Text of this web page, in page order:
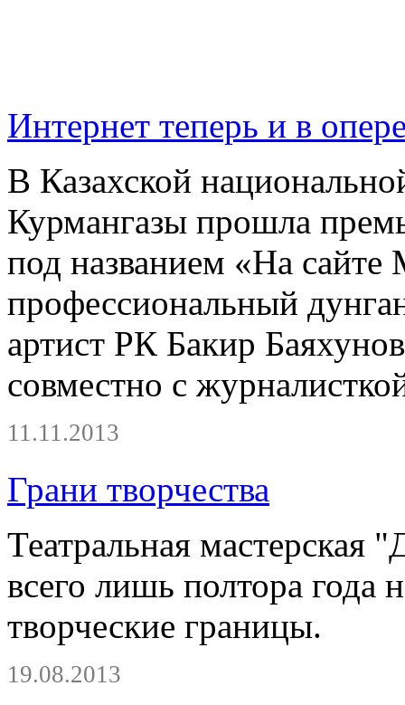
Интернет теперь и в
В Казахской
Курмангазы прошла
под названием «На
профессиональный
артист РК Бакир
совместно с
11.11.2013
Грани творчества
Театральная
всего лишь полтора года
творческие границы.
19.08.2013